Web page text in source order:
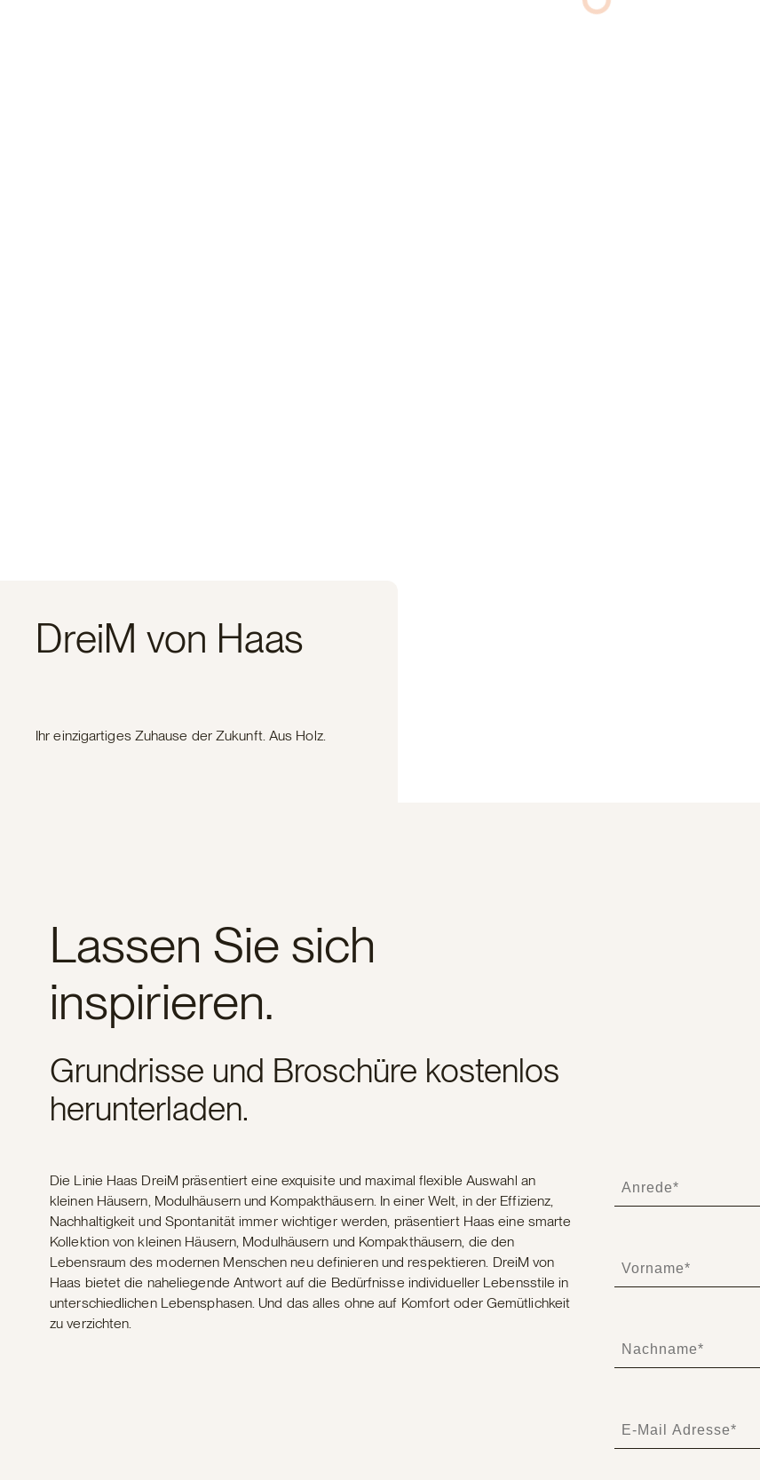
DreiM von Haas
Ihr einzigartiges Zuhause der Zukunft. Aus Holz.
Lassen Sie sich
inspirieren.
Grundrisse und Broschüre kostenlos
herunterladen.
Die Linie Haas DreiM präsentiert eine exquisite und maximal flexible Auswahl an
kleinen Häusern, Modulhäusern und Kompakthäusern. In einer Welt, in der Effizienz,
Nachhaltigkeit und Spontanität immer wichtiger werden, präsentiert Haas eine smarte
Kollektion von kleinen Häusern, Modulhäusern und Kompakthäusern, die den
Lebensraum des modernen Menschen neu definieren und respektieren. DreiM von
Haas bietet die naheliegende Antwort auf die Bedürfnisse individueller Lebensstile in
unterschiedlichen Lebensphasen. Und das alles ohne auf Komfort oder Gemütlichkeit
zu verzichten.